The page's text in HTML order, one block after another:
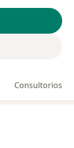
Consultorios